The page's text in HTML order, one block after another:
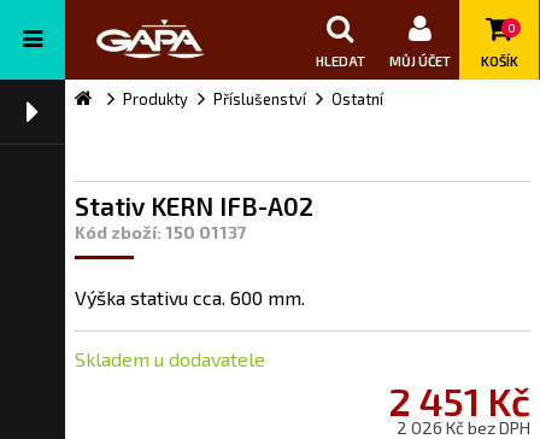
HLEDAT MŮJ ÚČET
0
KOŠÍK
Produkty Příslušenství Ostatní
Stativ KERN IFB-A02
Kód zboží: 150 01137
Výška stativu cca. 600 mm.
Skladem u dodavatele
2 451 Kč
2 026 Kč bez DPH